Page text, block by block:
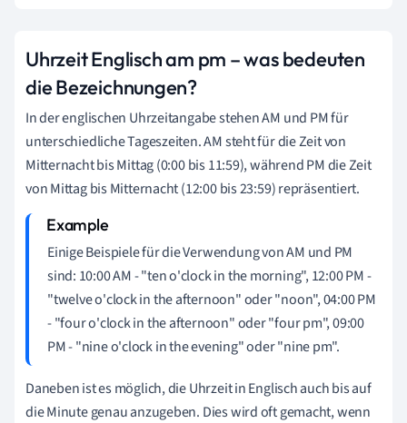
Uhrzeit Englisch am pm – was bedeuten
die Bezeichnungen?
In der englischen Uhrzeitangabe stehen AM und PM für
unterschiedliche Tageszeiten. AM steht für die Zeit von
Mitternacht bis Mittag (0:00 bis 11:59), während PM die Zeit
von Mittag bis Mitternacht (12:00 bis 23:59) repräsentiert.
Einige Beispiele für die Verwendung von AM und PM
sind: 10:00 AM - "ten o'clock in the morning", 12:00 PM -
"twelve o'clock in the afternoon" oder "noon", 04:00 PM
- "four o'clock in the afternoon" oder "four pm", 09:00
PM - "nine o'clock in the evening" oder "nine pm".
Daneben ist es möglich, die Uhrzeit in Englisch auch bis auf
die Minute genau anzugeben. Dies wird oft gemacht, wenn